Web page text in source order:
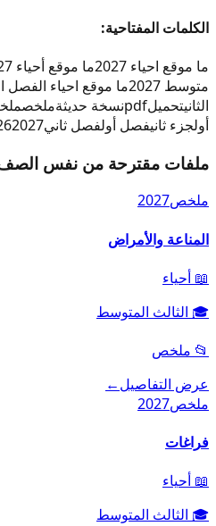
الكلمات المفتاحية:
ما موقع احياء 2027
ما موقع أحياء 2027 ملخص
متوسط 2027
ما موقع احياء الفصل
الثانيتحميلpdfنسخة حديثةملخص
أولجزء ثانيفصل أولفصل ثاني2027
ملفات مقترحة من نفس
ملخص2027
المناعة والأمراض
📖 أحياء
🎓 الثالث المتوسط
📂 ملخص
عرض التفاصيل←
ملخص2027
فراغات
📖 أحياء
🎓 الثالث المتوسط